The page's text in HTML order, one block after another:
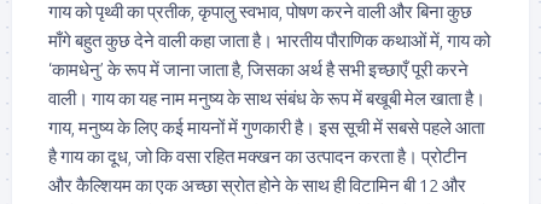
गाय को पृथ्वी का प्रतीक, कृपालु स्वभाव, पोषण करने वाली और बिना कुछ
माँगे बहुत कुछ देने वाली कहा जाता है। भारतीय पौराणिक कथाओं में, गाय को
‘कामधेनु’ के रूप में जाना जाता है, जिसका अर्थ है सभी इच्छाएँ पूरी करने
वाली। गाय का यह नाम मनुष्य के साथ संबंध के रूप में बखूबी मेल खाता है।
गाय, मनुष्य के लिए कई मायनों में गुणकारी है। इस सूची में सबसे पहले आता
है गाय का दूध, जो कि वसा रहित मक्खन का उत्पादन करता है। प्रोटीन
और कैल्शियम का एक अच्छा स्रोत होने के साथ ही विटामिन बी 12 और